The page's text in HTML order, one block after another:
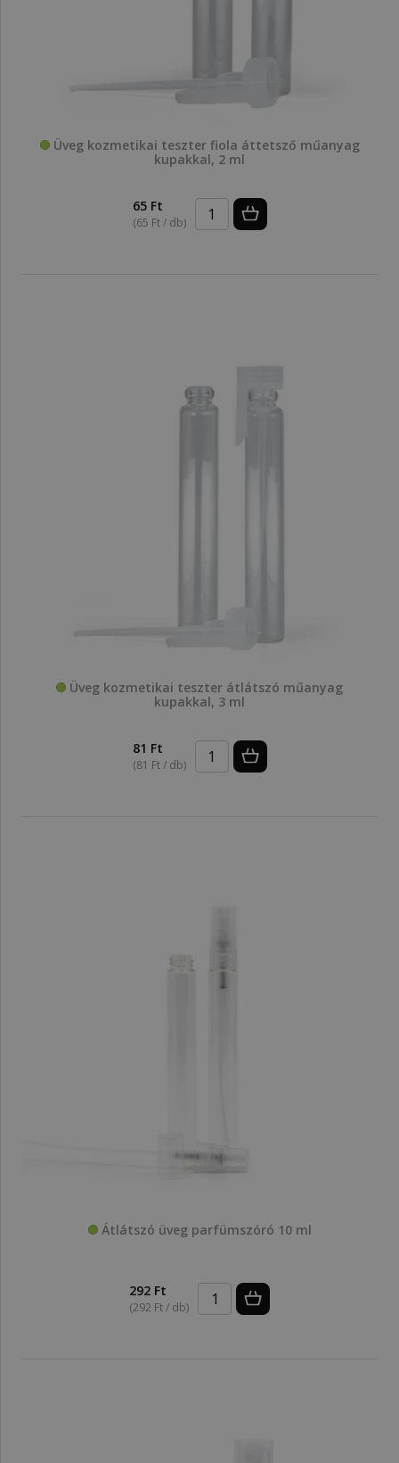
Üveg kozmetikai teszter fiola áttetsző műanyag
kupakkal, 2 ml
65 Ft
(65 Ft / db)
Üveg kozmetikai teszter átlátszó műanyag
kupakkal, 3 ml
81 Ft
(81 Ft / db)
Átlátszó üveg parfümszóró 10 ml
292 Ft
(292 Ft / db)